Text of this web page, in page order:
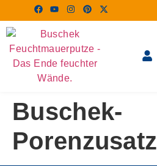
Buschek-
Porenzusatz